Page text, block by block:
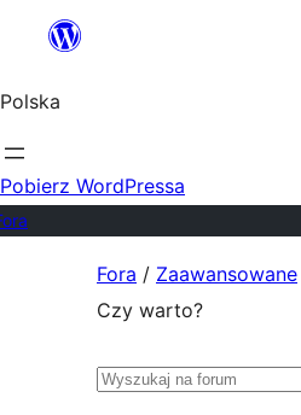
Przejdź
treści
Polska
Pobierz WordPressa
Fora / Zaawansowane
Czy warto?
Szukaj: